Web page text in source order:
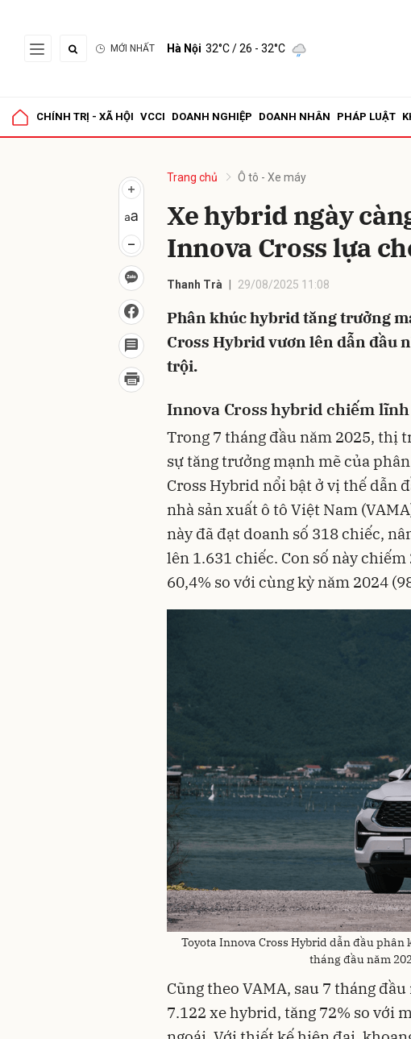
MỚI NHẤT Hà Nội 32°C/ 26 - 32°C
CHÍNH TRỊ - XÃ HỘI VCCI DOANH NGHIỆP DOANH NHÂN PHÁP LUẬT
Trang chủ Ô tô - Xe máy
Xe hybrid ngày
Innova Cross lựa
Thanh Trà 29/08/2025 11:08
Phân khúc hybrid tăng trưởng
Cross Hybrid vươn lên dẫn đầu
trội.
Innova Cross hybrid chiếm
Trong 7 tháng đầu năm 2025, thị
sự tăng trưởng mạnh mẽ của
Cross Hybrid nổi bật ở vị thế dẫn
nhà sản xuất ô tô Việt Nam
này đã đạt doanh số 318 chiếc,
lên 1.631 chiếc. Con số này
60,4% so với cùng kỳ năm 2024
Toyota Innova Cross Hybrid dẫn đầu
tháng đầu năm
Cũng theo VAMA, sau 7 tháng
7.122 xe hybrid, tăng 72% so với